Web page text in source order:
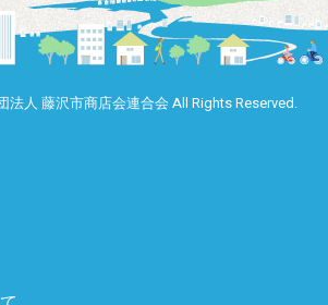
法人 藤沢市商店会連合会 All Rights Reserved.